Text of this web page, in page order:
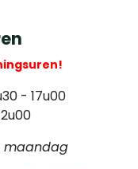
- 17u00
maandag